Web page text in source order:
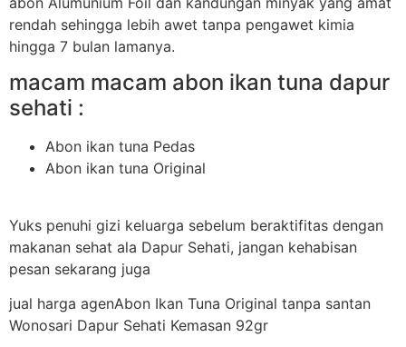
rendah sehingga lebih awet tanpa pengawet kimia
hingga 7 bulan lamanya.
macam macam abon ikan tuna dapur
sehati :
Abon ikan tuna Pedas
Abon ikan tuna Original
Yuks penuhi gizi keluarga sebelum beraktifitas dengan
makanan sehat ala Dapur Sehati, jangan kehabisan
pesan sekarang juga
jual harga agenAbon Ikan Tuna Original tanpa santan
Wonosari Dapur Sehati Kemasan 92gr